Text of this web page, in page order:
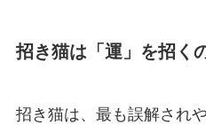
招き猫は「運」を招く
招き猫は、最も誤解され